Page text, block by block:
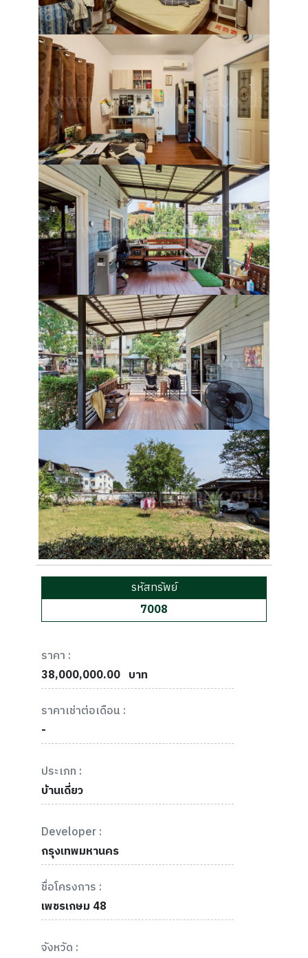
รหัสทรัพย์
7008
ราคา :
38,000,000.00 บาท
ราคาเช่าต่อเดือน :
-
ประเภท :
บ้านเดี่ยว
Developer :
กรุงเทพมหานคร
ชื่อโครงการ :
เพชรเกษม 48
จังหวัด :